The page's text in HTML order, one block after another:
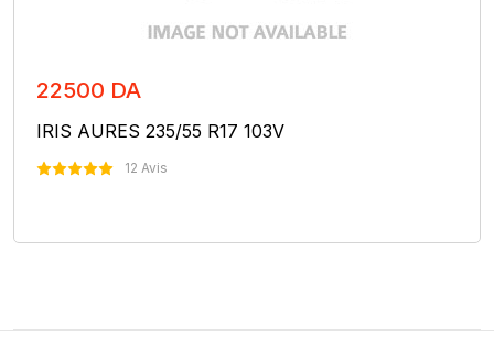
22500 DA
IRIS AURES 235/55 R17 103V
12 Avis